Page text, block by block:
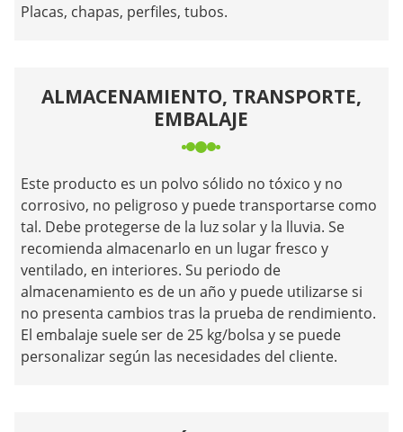
Placas, chapas, perfiles, tubos.
ALMACENAMIENTO, TRANSPORTE,
EMBALAJE
Este producto es un polvo sólido no tóxico y no
corrosivo, no peligroso y puede transportarse como
tal. Debe protegerse de la luz solar y la lluvia. Se
recomienda almacenarlo en un lugar fresco y
ventilado, en interiores. Su periodo de
almacenamiento es de un año y puede utilizarse si
no presenta cambios tras la prueba de rendimiento.
El embalaje suele ser de 25 kg/bolsa y se puede
personalizar según las necesidades del cliente.